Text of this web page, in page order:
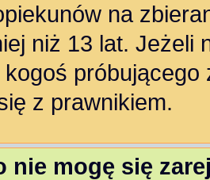
na
niż 13 lat. Jeżeli
z prawnikiem.
nie mogę się